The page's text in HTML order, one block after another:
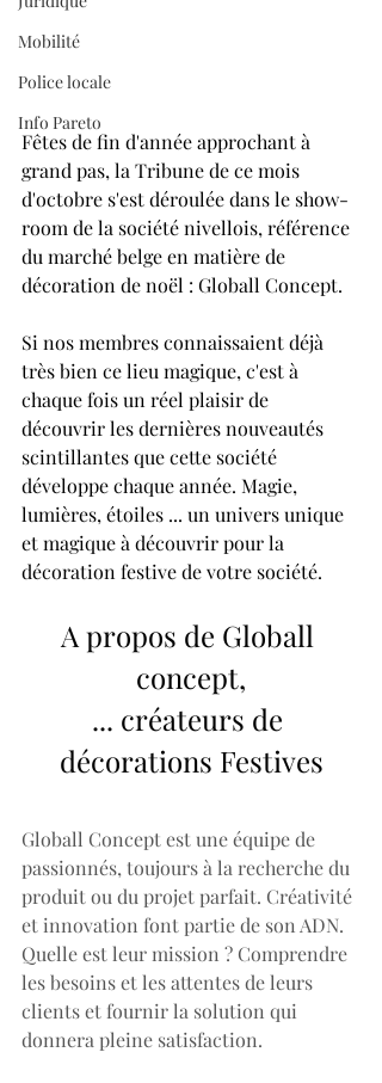
Mobilité
Police locale
Info Pareto
Fêtes de fin d'année approchant à
grand pas, la Tribune de ce mois
d'octobre s'est déroulée dans le show-
room de la société nivellois, référence
du marché belge en matière de
décoration de noël : Globall Concept.
Si nos membres connaissaient déjà
très bien ce lieu magique, c'est à
chaque fois un réel plaisir de
découvrir les dernières nouveautés
scintillantes que cette société
développe chaque année. Magie,
lumières, étoiles ... un univers unique
et magique à découvrir pour la
décoration festive de votre société.
A propos de Globall
concept,
... créateurs de
décorations Festives
Globall Concept est une équipe de
passionnés, toujours à la recherche du
produit ou du projet parfait. Créativité
et innovation font partie de son ADN.
Quelle est leur mission ? Comprendre
les besoins et les attentes de leurs
clients et fournir la solution qui
donnera pleine satisfaction.